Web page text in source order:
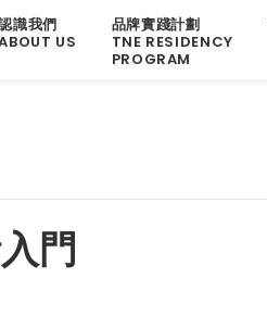
識我們
US
品牌實踐計劃
TNE RESIDENCY
PROGRAM
門